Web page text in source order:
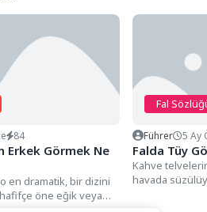
84
Erkek Görmek Ne
en dramatik, bir dizini
öne eğik veya
Fal
Führer 5 Ay
Falda Tüy
Kahve
havada